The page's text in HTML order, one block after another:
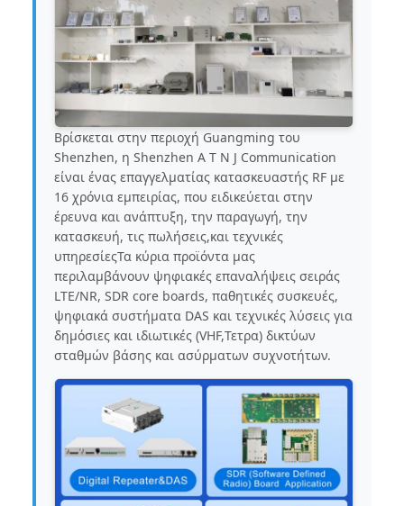
Βρίσκεται στην περιοχή Guangming του
Shenzhen, η Shenzhen A T N J Communication
είναι ένας επαγγελματίας κατασκευαστής RF με
16 χρόνια εμπειρίας, που ειδικεύεται στην
έρευνα και ανάπτυξη, την παραγωγή, την
κατασκευή, τις πωλήσεις,και τεχνικές
υπηρεσίεςΤα κύρια προϊόντα μας
περιλαμβάνουν ψηφιακές επαναλήψεις σειράς
LTE/NR, SDR core boards, παθητικές συσκευές,
ψηφιακά συστήματα DAS και τεχνικές λύσεις για
δημόσιες και ιδιωτικές (VHF,Τετρα) δικτύων
σταθμών βάσης και ασύρματων συχνοτήτων.